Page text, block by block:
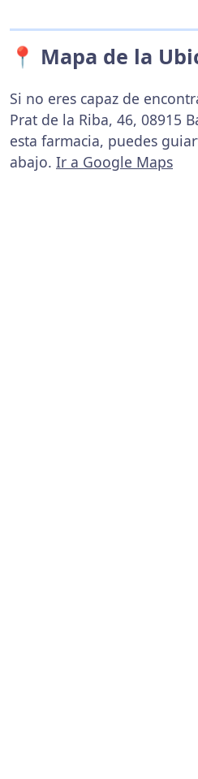
📍 Mapa de la
Si no eres capaz de
Prat de la Riba, 46, 08915
esta farmacia, puedes
abajo. Ir a Google Maps